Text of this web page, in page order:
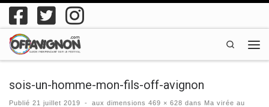
Passer au contenu
Search
sois-un-homme-mon-fils-off-avignon
Publié 21 juillet 2019 - aux dimensions 469 × 628 dans Ma virée au